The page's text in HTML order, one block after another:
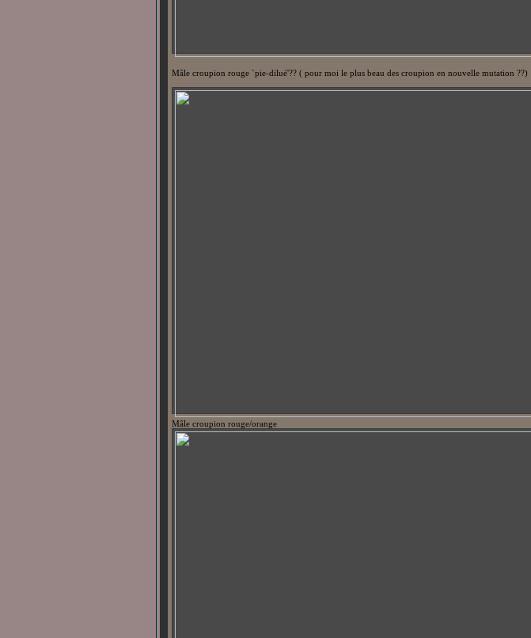
Mâle croupion rouge `pie-dilué'?? ( pour moi le plus beau des croupion en nouvelle mutation ??)
Mâle croupion rouge/orange